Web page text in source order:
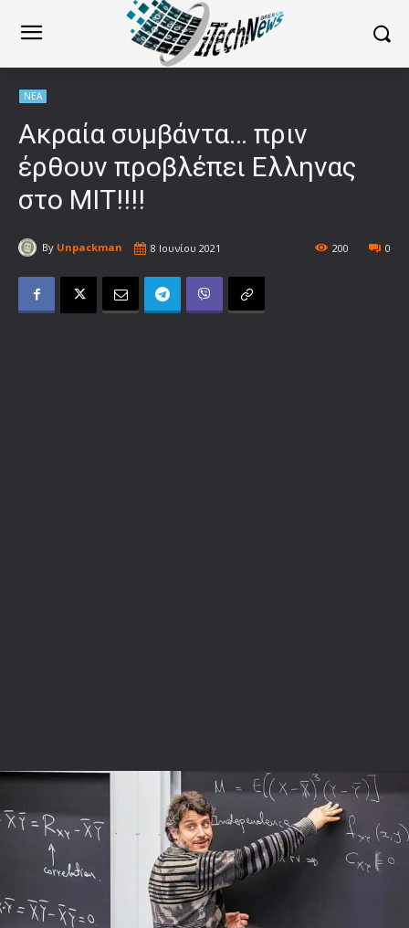
ΝΕΑ
Ακραία συμβάντα… πριν
έρθουν προβλέπει Eλληνας
στο ΜΙΤ!!!!
By Unpackman 8 Ιουνίου 2021 0
200